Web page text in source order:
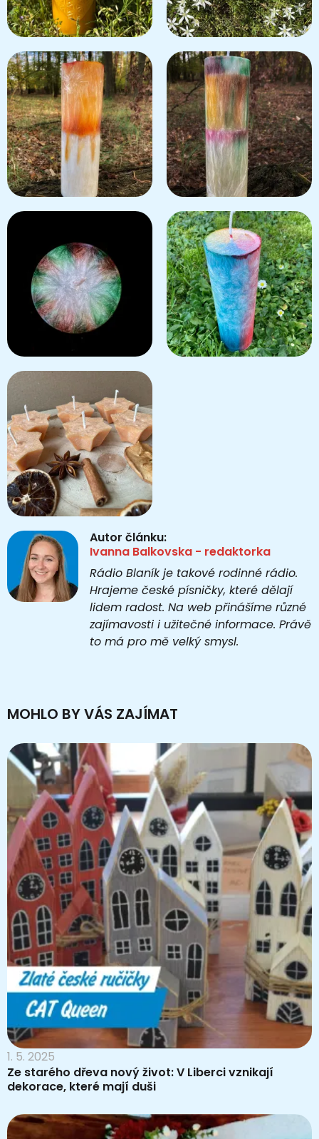
Autor článku:
Ivanna Balkovska - redaktorka
Rádio Blaník je takové rodinné rádio.
Hrajeme české písničky, které dělají
lidem radost. Na web přinášíme různé
zajímavosti i užitečné informace. Právě
to má pro mě velký smysl.
MOHLO BY VÁS ZAJÍMAT
1. 5. 2025
Ze starého dřeva nový život: V Liberci vznikají
dekorace, které mají duši